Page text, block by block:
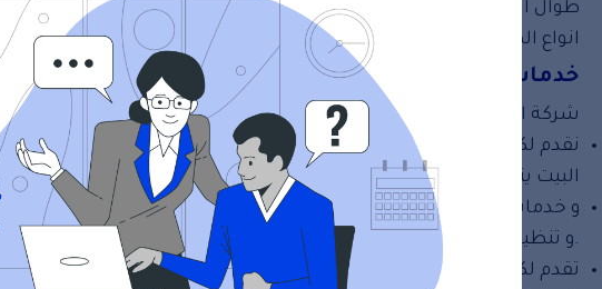
طوال اليوم. كما توفر أفضل طرق تنظيف المنازل والشقق والفلل
انواع المفروشات .
خدمات تنظيف في راس الخيمة
شركة الرغد
توفر لكم كافة خدمات النظافة كما يلى:
نقدم لكم افضل خدمات النظافة المنزلية فى دولة الامارات العربية
البيت يتسبب فى نقل العدوى الى الافراد.
و خدمات تنظيف القصور و الفلل بكل ملحقاتها.مثل تنظيف الأرضيات
.و تنظيف كافة مفروشات الفلل بتقنية البخار كالكنب والسجاد
تقدم لكم شركتنا خدمات تنظيف بعد الشطيب. باستخدام احدث